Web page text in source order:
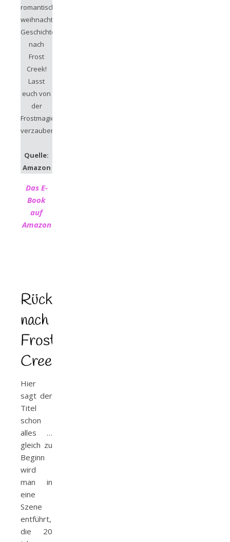
romantisch-
weihnachtlichen
Geschichten
nach
Frost
Creek!
Lasst
euch von
der
Frostmagie
verzaubern!
Quelle:
Amazon
Das E-
Book
auf
Amazon
Rückkehr
nach
Frost
Creek
Hier
sagt der
Titel
schon
alles …
gleich zu
Beginn
wird
man in
eine
Szene
entführt,
die 20